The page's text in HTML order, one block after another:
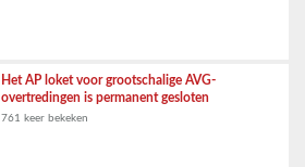
Het AP loket voor grootschalige AVG-
overtredingen is permanent gesloten
761 keer bekeken